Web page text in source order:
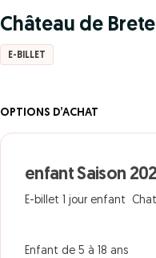
Château de
E-BILLET
OPTIONS D’ACHAT
enfant Saison
E-billet 1 jour enfant
Enfant de 5 à 18 ans